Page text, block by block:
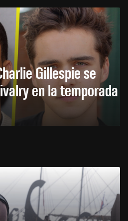
Gillespie se
en la temporada